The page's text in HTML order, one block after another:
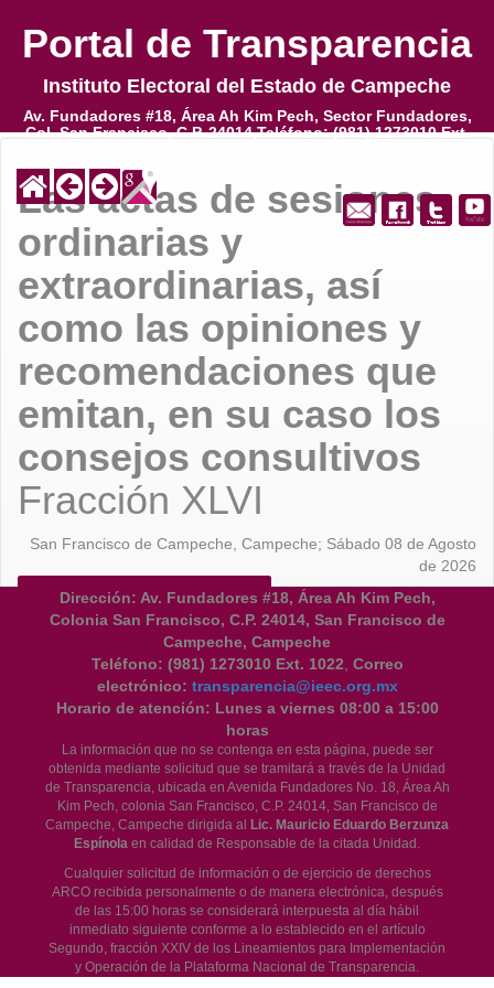
Portal de Transparencia
Instituto Electoral del Estado de Campeche
Av. Fundadores #18, Área Ah Kim Pech, Sector Fundadores,
Col. San Francisco, C.P. 24014,Teléfono: (981) 1273010 Ext.
Portal de Transparencia
Instituto Electoral del Estado de Campeche
Av. Fundadores #18, Área Ah Kim Pech, Sector Fundadores,
Col. San Francisco, C.P. 24014,Teléfono: (981) 1273010 Ext.
Las actas de sesiones
ordinarias y
extraordinarias, así
como las opiniones y
recomendaciones que
emitan, en su caso los
consejos consultivos
Fracción XLVI
San Francisco de Campeche, Campeche; Sábado 08 de Agosto
de 2026
Descargar formato SIPOT_PNT
Dirección: Av. Fundadores #18, Área Ah Kim Pech,
Colonia San Francisco, C.P. 24014, San Francisco de
Campeche, Campeche
Teléfono: (981) 1273010 Ext. 1022 Correo
electrónico: transparencia@ieec.org.mx
Horario de atención: Lunes a viernes 08:00 a 15:00
horas
La información que no se contenga en esta página, puede ser
obtenida mediante solicitud que se tramitará a través de la Unidad
de Transparencia, ubicada en Avenida Fundadores No. 18, Área Ah
Kim Pech, colonia San Francisco, C.P. 24014, San Francisco de
Campeche, Campeche dirigida al Lic. Mauricio Eduardo Berzunza
Espínola en calidad de Responsable de la citada Unidad.
Cualquier solicitud de información o de ejercicio de derechos
ARCO recibida personalmente o de manera electrónica, después
de las 15:00 horas se considerará interpuesta al día hábil
inmediato siguiente conforme a lo establecido en el artículo
Segundo, fracción XXIV de los Lineamientos para Implementación
y Operación de la Plataforma Nacional de Transparencia.